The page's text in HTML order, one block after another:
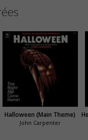
Halloween (Main Theme)
John Carpenter